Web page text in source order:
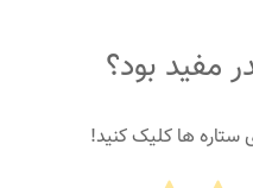
مفید بود؟
ستاره ها کلیک کنید!